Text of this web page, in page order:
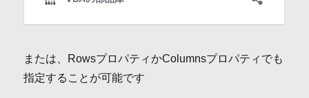
または、RowsプロパティかColumnsプロパティでも
指定することが可能です